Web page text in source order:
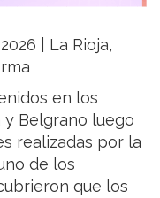
| La Rioja,
en los
Belgrano luego
realizadas por la
de los
que los